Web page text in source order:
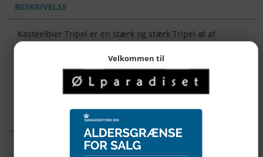
Velkommen til
BESKRIVELSE
Kasteelbier Tripel er en stærk og stærk Tripel-øl af
bryggeri Van Honsebrouck. En dejlig gylden øl med et tykt
kremet hoved og en fuld, let hoppy smag.
alkoholindhold på 11,0%.
Betjeningstemperatur: 9 ° C